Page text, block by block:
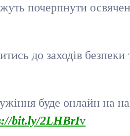
почерпнути
до заходів
буде онлайн на
bit.ly/2LHBrIv